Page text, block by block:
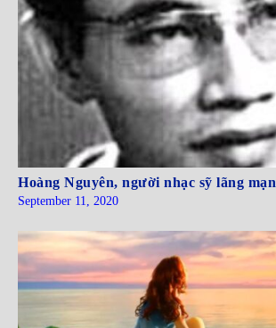
Hoàng Nguyên, người nhạc sỹ lãng
September 11, 2020